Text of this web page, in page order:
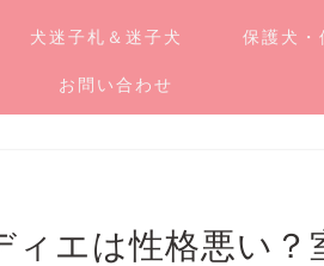
犬迷子札＆迷子犬 保護犬・
お問い合わせ
ィエは性格悪い？